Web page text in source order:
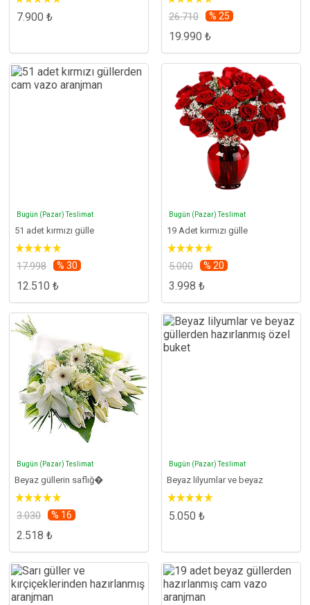
7.900 ₺ 26.710 % 25
19.990 ₺
Bugün (Pazar) Teslimat
51 adet kırmızı gülle
17.998 % 30
12.510 ₺
Bugün (Pazar) Teslimat
19 Adet kırmızı gülle
5.000 % 20
3.998 ₺
Bugün (Pazar) Teslimat
Beyaz güllerin saflığ�
3.030 % 16
2.518 ₺
Bugün (Pazar) Teslimat
Beyaz lilyumlar ve beyaz
5.050 ₺